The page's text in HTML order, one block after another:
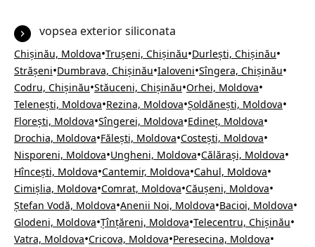
vopsea exterior siliconata
Chișinău, Moldova•Trușeni, Chișinău•Durlești, Chișinău•
Strășeni•Dumbrava, Chișinău•Ialoveni•Sîngera, Chișinău•
Codru, Chișinău•Stăuceni, Chișinău•Orhei, Moldova•
Telenești, Moldova•Rezina, Moldova•Șoldănești, Moldova•
Florești, Moldova•Sîngerei, Moldova•Edineț, Moldova•
Drochia, Moldova•Fălești, Moldova•Costești, Moldova•
Nisporeni, Moldova•Ungheni, Moldova•Călărași, Moldova•
Hîncești, Moldova•Cantemir, Moldova•Cahul, Moldova•
Cimișlia, Moldova•Comrat, Moldova•Căușeni, Moldova•
Ștefan Vodă, Moldova•Anenii Noi, Moldova•Bacioi, Moldova•
Glodeni, Moldova•Țînțăreni, Moldova•Telecentru, Chișinău•
Vatra, Moldova•Cricova, Moldova•Peresecina, Moldova•